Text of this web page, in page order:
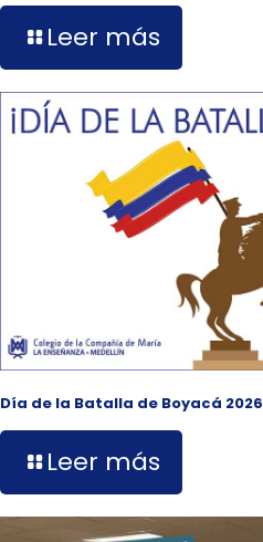
Leer más
Día de la Batalla de Boyacá 2026
Leer más